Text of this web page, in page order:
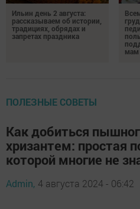
Ильин день 2 августа:
рассказываем об истории,
традициях, обрядах и
запретах праздника
мам
ПОЛЕЗНЫЕ СОВЕТЫ
Как добиться
хризантем: простая
которой многие не
Admin, 4 августа 2024 - 06:42